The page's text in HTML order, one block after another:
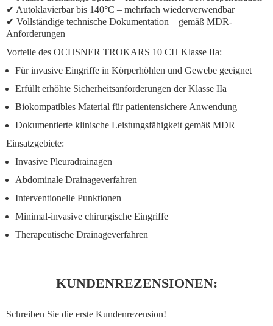
✔ Autoklavierbar bis 140°C – mehrfach wiederverwendbar
✔ Vollständige technische Dokumentation – gemäß MDR-
Anforderungen
Vorteile des OCHSNER TROKARS 10 CH Klasse IIa:
Für invasive Eingriffe in Körperhöhlen und Gewebe geeignet
Erfüllt erhöhte Sicherheitsanforderungen der Klasse IIa
Biokompatibles Material für patientensichere Anwendung
Dokumentierte klinische Leistungsfähigkeit gemäß MDR
Einsatzgebiete:
Invasive Pleuradrainagen
Abdominale Drainageverfahren
Interventionelle Punktionen
Minimal-invasive chirurgische Eingriffe
Therapeutische Drainageverfahren
KUNDENREZENSIONEN:
Schreiben Sie die erste Kundenrezension!